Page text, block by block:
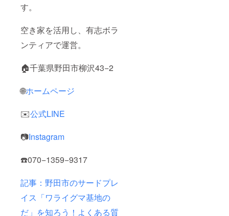
す。
空き家を活用し、有志ボラ
ンティアで運営。
🏠千葉県野田市柳沢43−2
🌐ホームページ
✉️公式LINE
📷Instagram
☎️070−1359−9317
記事：野田市のサードプレ
イス「ワライグマ基地の
だ」を知ろう！よくある質